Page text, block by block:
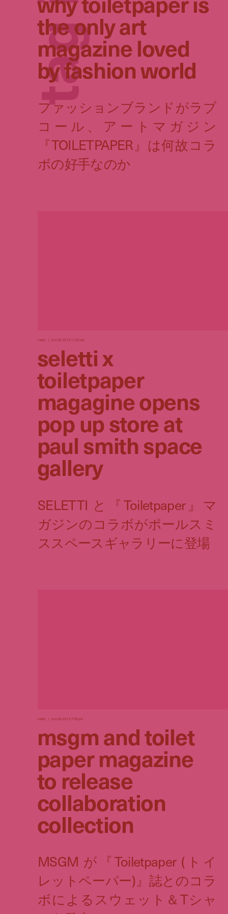
t
a
g
the only art
magazine loved
by fashion world
news nov 30, 2015 11:52 am
seletti x
toiletpaper
magagine opens
pop up store at
paul smith space
gallery
news nov 28, 2013 7:30 pm
msgm and toilet
paper magazine
to release
collaboration
collection